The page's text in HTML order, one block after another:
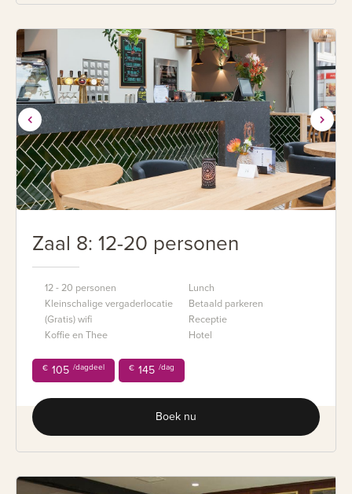
Zaal 8: 12-20 personen
12 - 20 personen
Kleinschalige vergaderlocatie
(Gratis) wifi
Koffie en Thee
Lunch
Betaald parkeren
Receptie
Hotel
€ 105 /dagdeel € 145 /dag
Boek nu